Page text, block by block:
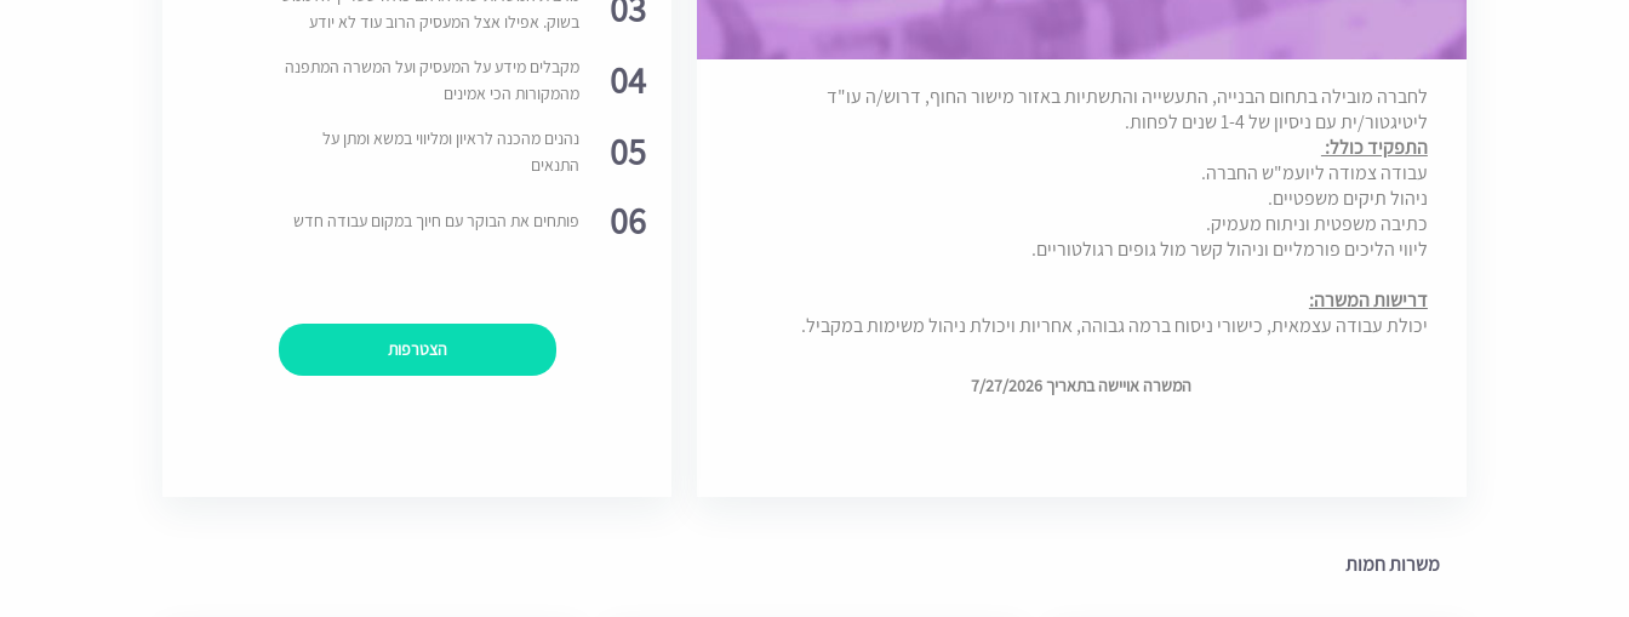
לחברה מובילה בתחום הבנייה, התעשייה והתשתיות באזור מישור החוף, דרוש/ה עו"ד
ליטיגטור/ית עם ניסיון של 1-4 שנים לפחות.
התפקיד כולל:
עבודה צמודה ליועמ"ש החברה.
ניהול תיקים משפטיים.
כתיבה משפטית וניתוח מעמיק.
ליווי הליכים פורמליים וניהול קשר מול גופים רגולטוריים.
דרישות המשרה:
יכולת עבודה עצמאית, כישורי ניסוח ברמה גבוהה, אחריות ויכולת ניהול משימות במקביל.
המשרה אויישה בתאריך 7/27/2026
בשוק. אפילו אצל המעסיק הרוב עוד לא יודע
04
מקבלים מידע על המעסיק ועל המשרה המתפנה
מהמקורות הכי אמינים
05
נהנים מהכנה לראיון ומליווי במשא ומתן על
התנאים
06 פותחים את הבוקר עם חיוך במקום עבודה חדש
הצטרפות
משרות חמות